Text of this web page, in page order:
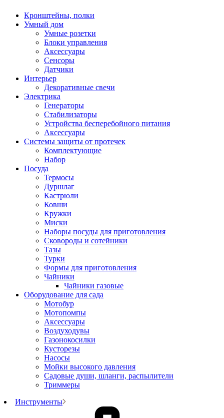
Кронштейны, полки
Умный дом
Умные розетки
Блоки управления
Аксессуары
Сенсоры
Датчики
Интерьер
Декоративные свечи
Электрика
Генераторы
Стабилизаторы
Устройства бесперебойного питания
Аксессуары
Системы защиты от протечек
Комплектующие
Набор
Посуда
Термосы
Дуршлаг
Кастрюли
Ковши
Кружки
Миски
Наборы посуды для приготовления
Сковороды и сотейники
Тазы
Турки
Формы для приготовления
Чайники
Чайники газовые
Оборудование для сада
Мотобур
Мотопомпы
Аксессуары
Воздуходувы
Газонокосилки
Кусторезы
Насосы
Мойки высокого давления
Садовые души, шланги, распылители
Триммеры
Инструменты